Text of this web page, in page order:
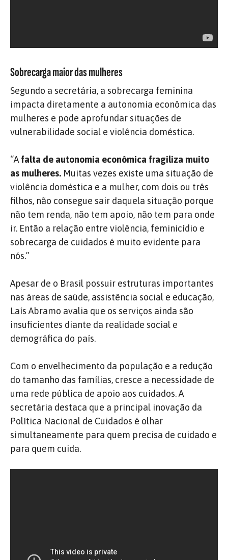
Sobrecarga maior das mulheres
Segundo a secretária, a sobrecarga feminina
impacta diretamente a autonomia econômica das
mulheres e pode aprofundar situações de
vulnerabilidade social e violência doméstica.
“A falta de autonomia econômica fragiliza muito
as mulheres. Muitas vezes existe uma situação de
violência doméstica e a mulher, com dois ou três
filhos, não consegue sair daquela situação porque
não tem renda, não tem apoio, não tem para onde
ir. Então a relação entre violência, feminicídio e
sobrecarga de cuidados é muito evidente para
nós.”
Apesar de o Brasil possuir estruturas importantes
nas áreas de saúde, assistência social e educação,
Laís Abramo avalia que os serviços ainda são
insuficientes diante da realidade social e
demográfica do país.
Com o envelhecimento da população e a redução
do tamanho das famílias, cresce a necessidade de
uma rede pública de apoio aos cuidados. A
secretária destaca que a principal inovação da
Política Nacional de Cuidados é olhar
simultaneamente para quem precisa de cuidado e
para quem cuida.